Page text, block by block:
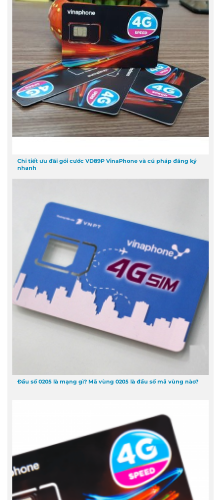
Chi tiết ưu đãi gói cước VD89P VinaPhone và cú pháp đăng ký
nhanh
Đầu số 0205 là mạng gì? Mã vùng 0205 là đầu số mã vùng nào?